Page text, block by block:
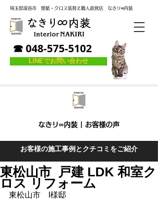
埼玉県深谷市 壁紙・クロス張替え職人直営店 なき リ∞内装
☎ 048-575-5102
LINEでお問い合わせ
なきリ∞内装 | お客様の声
お客様の施工事例とクチコミをご紹介
東松山市 戸建 LDK 和室ク
ロス リフォーム
東松山市　I様邸